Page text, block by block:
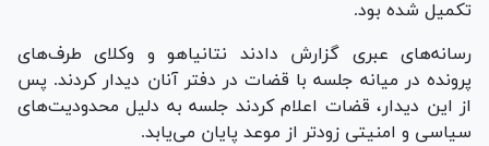
تکمیل شده بود.
رسانه‌های عبری گزارش دادند نتانیاهو و وکلای طرف‌های
پرونده در میانه جلسه با قضات در دفتر آنان دیدار کردند. پس
از این دیدار، قضات اعلام کردند جلسه به دلیل محدودیت‌های
سیاسی و امنیتی زودتر از موعد پایان می‌یابد.